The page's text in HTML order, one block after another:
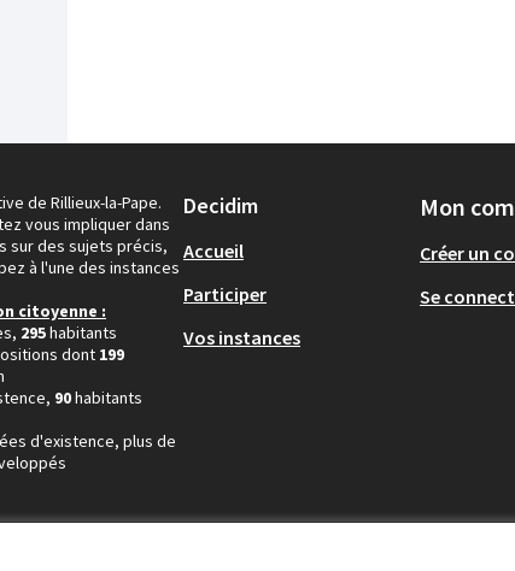
de Rillieux-la-Pape.
vous impliquer dans
sur des sujets précis,
à l'une des instances
citoyenne :
295habitants
dont 199
90habitants
d'existence, plus de
Decidim
Accueil
Participer
Vos instances
Mon
Créer un
Se